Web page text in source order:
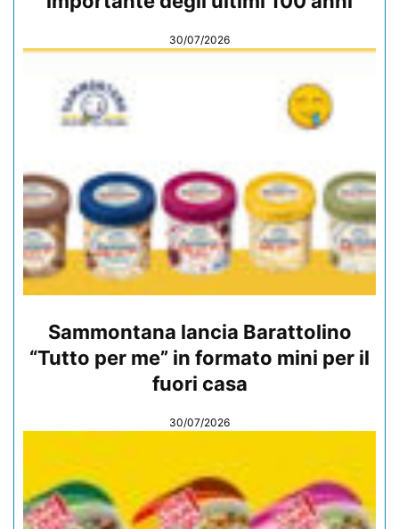
30/07/2026
Sammontana lancia Barattolino
“Tutto per me” in formato mini per il
fuori casa
30/07/2026